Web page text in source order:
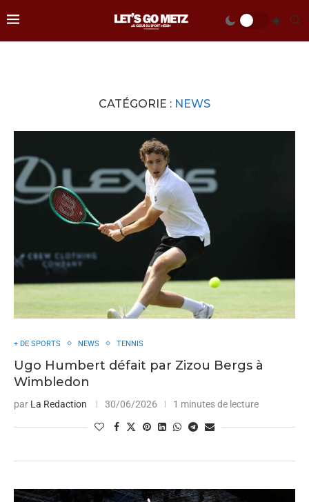
CATÉGORIE : NEWS
+ DE SPORTS NEWS TENNIS
Ugo Humbert défait par Zizou Bergs à
Wimbledon
par La Redaction 30/06/2026 1 minutes de lecture